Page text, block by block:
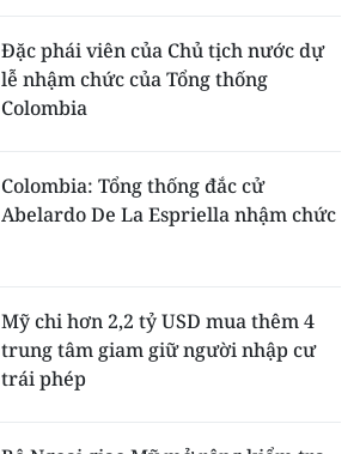
Đặc phái viên của Chủ tịch nước dự
lễ nhậm chức của Tổng thống
Colombia
Colombia: Tổng thống đắc cử
Abelardo De La Espriella nhậm chức
Mỹ chi hơn 2,2 tỷ USD mua thêm 4
trung tâm giam giữ người nhập cư
trái phép